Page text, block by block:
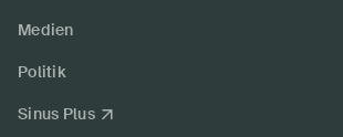
Medien
Politik
Sinus Plus